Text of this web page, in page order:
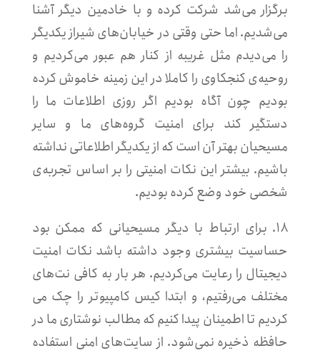
برگزار می‌شد شرکت کرده و با خادمین دیگر آشنا
می‌شدیم. اما حتی وقتی در خیابان‌های شیراز یکدیگر
را می‌دیدم مثل غریبه از کنار هم عبور می‌کردیم و
روحیه‌ی کنجکاوی را کاملا در این زمینه خاموش کرده
بودیم چون آگاه بودیم اگر روزی اطلاعات ما را
دستگیر کند برای امنیت گروه‌های ما و سایر
مسیحیان بهتر آن است که از یکدیگر اطلاعاتی نداشته
باشیم. بیشتر این نکات امنیتی را بر اساس تجربه‌‌ی
شخصی خود وضع کرده بودیم.
۱۸. برای ارتباط با دیگر مسیحیانی که ممکن بود
حساسیت بیشتری وجود داشته باشد نکات امنیت
دیجیتال را رعایت می‌کردیم. هر بار به کافی نت‌های
مختلف می‌رفتیم، و ابتدا کیس کامپیوتر را چک می
کردیم تا اطمینان پیدا کنیم که مطالب نوشتاری ما در
حافظه ذخیره نمی‌شود. از سایت‌های امنی استفاده